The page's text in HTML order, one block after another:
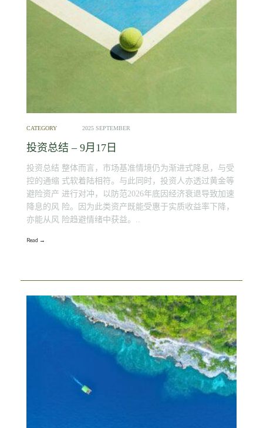
CATEGORY 2025 SEPTEMBER
投资总结 – 9月17日
投资总结 整体而言，市场基准情境仍为渐进式降息，与受
控的通缩 式软着陆相符。与此同时，投资人亦透过黄金等
避险资产 进行对冲，以防范2026年底因经济衰退导致加速
降息的风 险。因为此类资产既能受惠于实质收益率下降，
亦能从风 险趋避情绪中获益。..
Read →